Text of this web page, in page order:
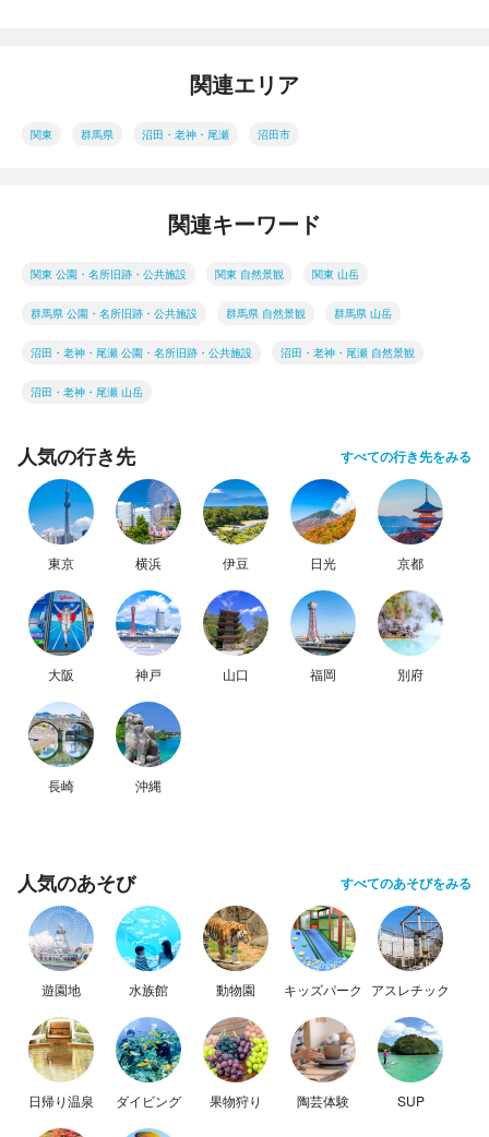
関連エリア
関東 群馬県 沼田・老神・尾瀬 沼田市
関連キーワード
関東 公園・名所旧跡・公共施設 関東 自然景観 関東 山岳
群馬県 公園・名所旧跡・公共施設 群馬県 自然景観 群馬県 山岳
沼田・老神・尾瀬 公園・名所旧跡・公共施設 沼田・老神・尾瀬 自然景観
沼田・老神・尾瀬 山岳
人気の行き先 すべての行き先をみる
東京 横浜 伊豆 日光 京都
大阪 神戸 山口 福岡 別府
長崎 沖縄
人気のあそび すべてのあそびをみる
遊園地 水族館 動物園 キッズパーク アスレチック
日帰り温泉 ダイビング 果物狩り 陶芸体験 SUP